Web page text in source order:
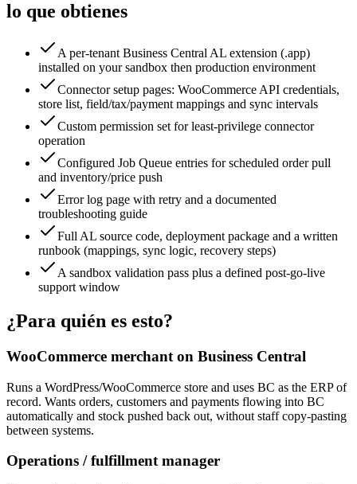
lo que obtienes
A per-tenant Business Central AL extension (.app)
installed on your sandbox then production environment
Connector setup pages: WooCommerce API credentials,
store list, field/tax/payment mappings and sync intervals
Custom permission set for least-privilege connector
operation
Configured Job Queue entries for scheduled order pull
and inventory/price push
Error log page with retry and a documented
troubleshooting guide
Full AL source code, deployment package and a written
runbook (mappings, sync logic, recovery steps)
A sandbox validation pass plus a defined post-go-live
support window
¿Para quién es esto?
WooCommerce merchant on Business Central
Runs a WordPress/WooCommerce store and uses BC as the ERP of
record. Wants orders, customers and payments flowing into BC
automatically and stock pushed back out, without staff copy-pasting
between systems.
Operations / fulfillment manager